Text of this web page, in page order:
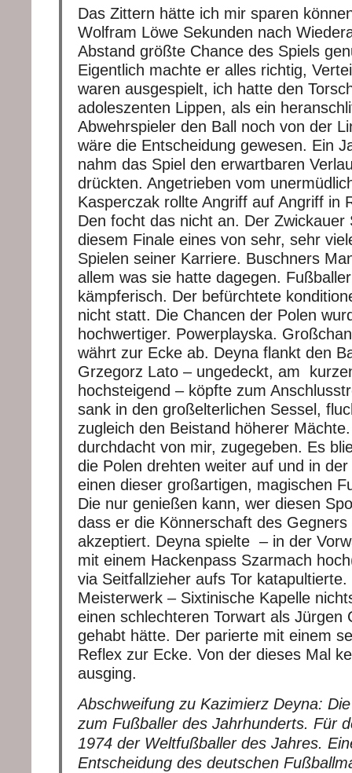
Das Zittern hätte ich mir sparen
Wolfram Löwe Sekunden nach
Abstand größte Chance des Spiels
Eigentlich machte er alles richtig,
waren ausgespielt, ich hatte den
adoleszenten Lippen, als ein
Abwehrspieler den Ball noch von der
wäre die Entscheidung gewesen. Ein
nahm das Spiel den erwartbaren
drückten. Angetrieben vom
Kasperczak rollte Angriff auf Angriff in
Den focht das nicht an. Der Zwickauer
diesem Finale eines von sehr, sehr
Spielen seiner Karriere. Buschners
allem was sie hatte dagegen.
kämpferisch. Der befürchtete
nicht statt. Die Chancen der Polen
hochwertiger. Powerplayska.
währt zur Ecke ab. Deyna flankt den
Grzegorz Lato – ungedeckt, am
hochsteigend – köpfte zum
sank in den großelterlichen Sessel,
zugleich den Beistand höherer
durchdacht von mir, zugegeben. Es
die Polen drehten weiter auf und in
einen dieser großartigen, magischen
Die nur genießen kann, wer diesen
dass er die Könnerschaft des Gegners
akzeptiert. Deyna spielte – in der
mit einem Hackenpass Szarmach
via Seitfallzieher aufs Tor
Meisterwerk – Sixtinische Kapelle
einen schlechteren Torwart als Jürgen
gehabt hätte. Der parierte mit einem
Reflex zur Ecke. Von der dieses Mal
ausging.
Abschweifung zu Kazimierz Deyna:
zum Fußballer des Jahrhunderts. Für
1974 der Weltfußballer des Jahres.
Entscheidung des deutschen